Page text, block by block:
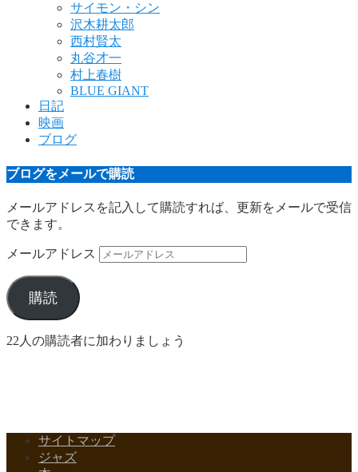
サイモン・シン
沢木耕太郎
西村賢太
丸谷才一
村上春樹
BLUE GIANT
日記
映画
ブログ
ブログをメールで購読
メールアドレスを記入して購読すれば、更新をメールで受信
できます。
メールアドレス
購読
22人の購読者に加わりましょう
サイトマップ
ジャズ
Copyright©ジャズの名盤